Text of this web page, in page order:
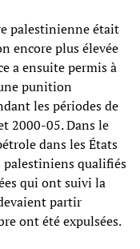
palestinienne était
encore plus élevée
a ensuite permis à
punition
les périodes de
2000-05. Dans le
dans les États
palestiniens qualifiés
qui ont suivi la
partir
ont été expulsées.